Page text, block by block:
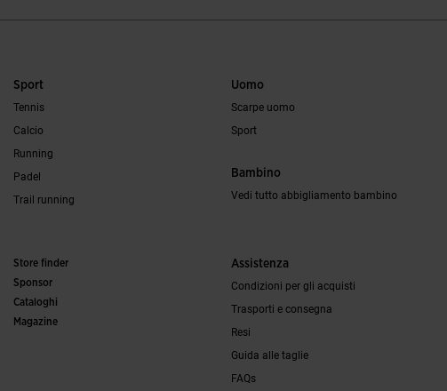
Sport
Tennis
Calcio
Running
Padel
Trail running
Uomo
Scarpe uomo
Sport
Bambino
Vedi tutto abbigliamento bambino
Store finder
Sponsor
Cataloghi
Magazine
Assistenza
Condizioni per gli acquisti
Trasporti e consegna
Resi
Guida alle taglie
FAQs